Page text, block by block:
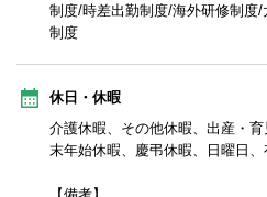
制度/時差出勤制度/海外研修制度
制度
休日・休暇
介護休暇、その他休暇、出産・
末年始休暇、慶弔休暇、日曜日